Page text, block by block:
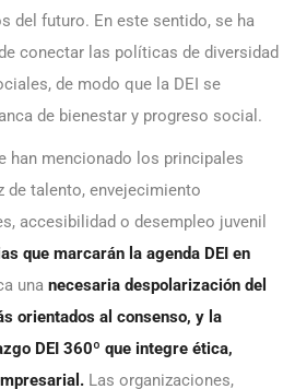
del futuro. En este sentido, se ha
conectar las políticas de diversidad
de modo que la DEI se
de bienestar y progreso social.
han mencionado los principales
talento, envejecimiento
accesibilidad o desempleo juvenil
que marcarán la agenda DEI en
una necesaria despolarización del
orientados al consenso, y la
DEI 360º que integre ética,
Las organizaciones,